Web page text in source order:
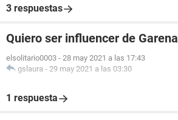
3 respuestas
Quiero ser influencer de Garena
elsolitario0003 - 28 may 2021 a las 17:43
gslaura - 29 may 2021 a las 03:30
1 respuesta